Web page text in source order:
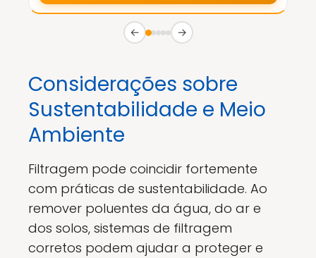
← →
Considerações sobre
Sustentabilidade e Meio
Ambiente
Filtragem pode coincidir fortemente
com práticas de sustentabilidade. Ao
remover poluentes da água, do ar e
dos solos, sistemas de filtragem
corretos podem ajudar a proteger e